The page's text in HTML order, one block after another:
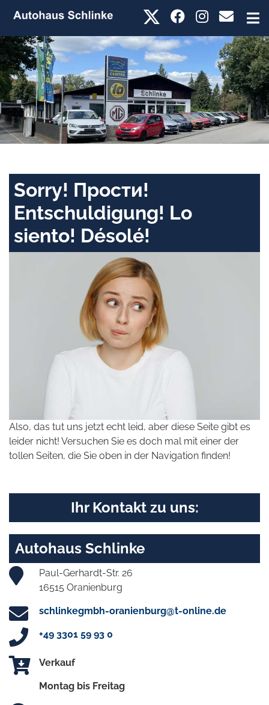
Sorry! Прости!
Entschuldigung! Lo
siento! Désolé!
Also, das tut uns jetzt echt leid, aber diese Seite gibt es
leider nicht! Versuchen Sie es doch mal mit einer der
tollen Seiten, die Sie oben in der Navigation finden!
Ihr Kontakt zu uns:
Autohaus Schlinke
Paul-Gerhardt-Str. 26
16515 Oranienburg
schlinkegmbh-oranienburg@t-online.de
+49 3301 59 93 0
Verkauf
Montag bis Freitag